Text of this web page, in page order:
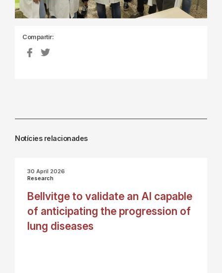
Compartir:
Notícies relacionades
30 April 2026
Research
Bellvitge to validate an AI capable
of anticipating the progression of
lung diseases